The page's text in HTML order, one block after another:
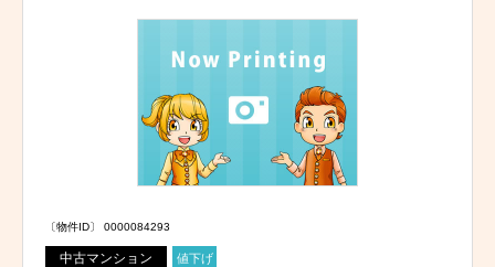
〔物件ID〕 0000084293
中古マンション 値下げ